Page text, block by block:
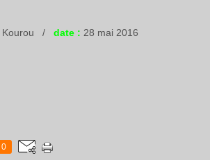
Kourou / date : 28 mai 2016
0